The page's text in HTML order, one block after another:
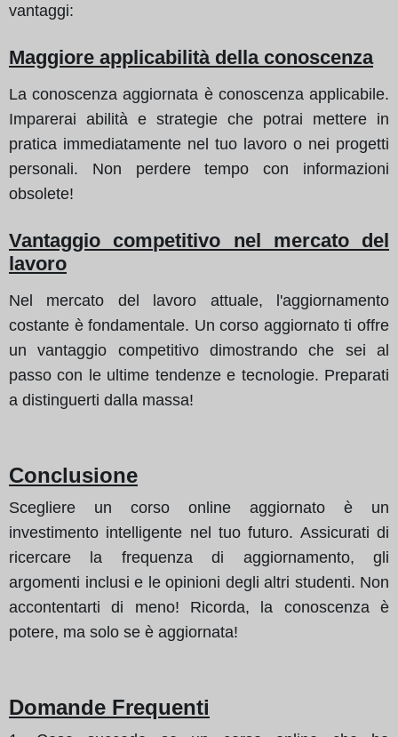
vantaggi:
Maggiore applicabilità della conoscenza
La conoscenza aggiornata è conoscenza applicabile.
Imparerai abilità e strategie che potrai mettere in
pratica immediatamente nel tuo lavoro o nei progetti
personali. Non perdere tempo con informazioni
obsolete!
Vantaggio competitivo nel mercato del
lavoro
Nel mercato del lavoro attuale, l'aggiornamento
costante è fondamentale. Un corso aggiornato ti offre
un vantaggio competitivo dimostrando che sei al
passo con le ultime tendenze e tecnologie. Preparati
a distinguerti dalla massa!
Conclusione
Scegliere un corso online aggiornato è un
investimento intelligente nel tuo futuro. Assicurati di
ricercare la frequenza di aggiornamento, gli
argomenti inclusi e le opinioni degli altri studenti. Non
accontentarti di meno! Ricorda, la conoscenza è
potere, ma solo se è aggiornata!
Domande Frequenti